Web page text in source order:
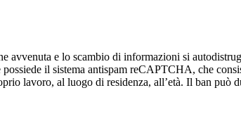
avvenuta e lo scambio di informazioni si
il sistema antispam reCAPTCHA, che
lavoro, al luogo di residenza, all’età. Il ban